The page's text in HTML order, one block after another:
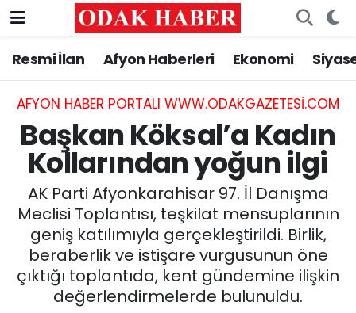
Resmi İlan Afyon Haberleri Ekonomi
AFYON HABER PORTALI WWW.ODAKGAZETESI.COM
Başkan Köksal’a Kadın
Kollarından yoğun ilgi
AK Parti Afyonkarahisar 97. İl Danışma
Meclisi Toplantısı, teşkilat mensuplarının
geniş katılımıyla gerçekleştirildi. Birlik,
beraberlik ve istişare vurgusunun öne
çıktığı toplantıda, kent gündemine ilişkin
değerlendirmelerde bulunuldu.
AFYONKARAHİSAR HABERLERİ
Resmi İlan
ASAYİŞ
SİYASET
EĞİTİM
MAGAZİN
Nöbetçi Eczaneler
Hava Durumu
Trafik Durumu
Süper Lig Puan Durumu ve Fikstür
Tüm Manşetler
Son Dakika Haberleri
Haber Arşivi